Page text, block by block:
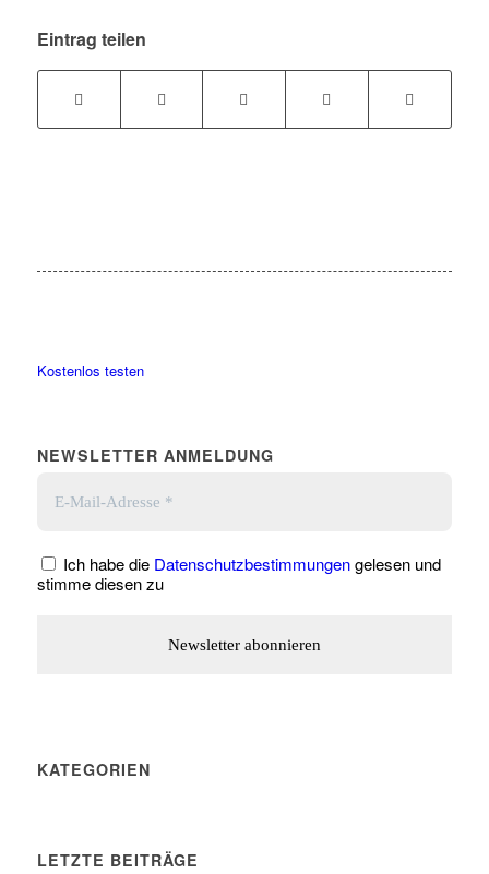
Eintrag teilen
Kostenlos testen
NEWSLETTER ANMELDUNG
Ich habe die Datenschutzbestimmungengelesen und
stimme diesen zu
KATEGORIEN
LETZTE BEITRÄGE